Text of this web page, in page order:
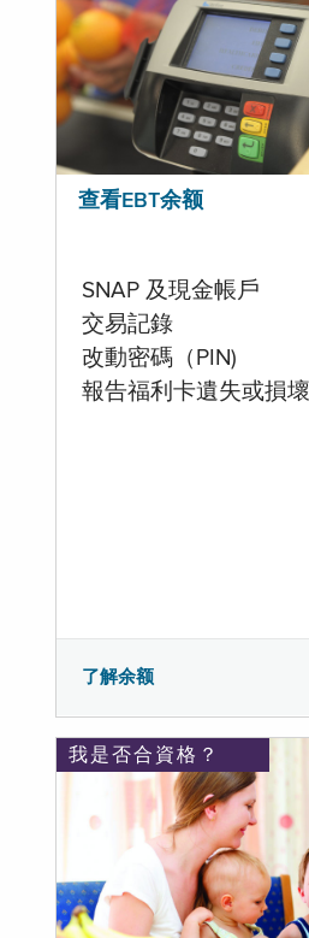
查看EBT余额
SNAP 及現金帳戶
交易記錄
改動密碼（PIN)
報告福利卡遺失或損壞
了解余额
我是否合資格？